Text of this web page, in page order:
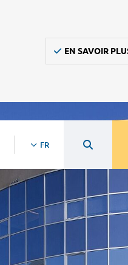
EN SAVOIR
FR